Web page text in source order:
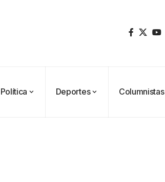
Política Deportes Columnistas